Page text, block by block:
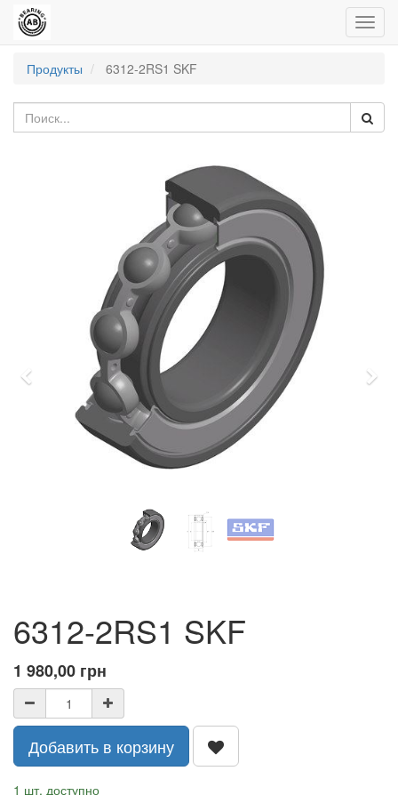
Продукты
6312-2RS1 SKF
Previous
6312-2RS1 SKF
1 980,00 грн
Добавить в корзину
1 шт. доступно